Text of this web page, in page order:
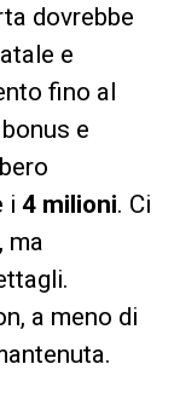
dovrebbe
e
fino al
e
i 4 milioni. Ci
ma
a meno di